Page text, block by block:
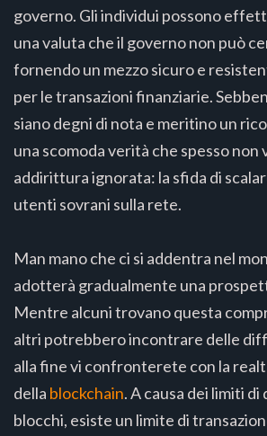
governo. Gli individui possono
una valuta che il governo non può
fornendo un mezzo sicuro e
per le transazioni finanziarie.
siano degni di nota e meritino un
una scomoda verità che spesso non
addirittura ignorata: la sfida di
utenti sovrani sulla rete.
Man mano che ci si addentra nel
adotterà gradualmente una
Mentre alcuni trovano questa
altri potrebbero incontrare delle
alla fine vi confronterete con la
della blockchain. A causa dei limiti
blocchi, esiste un limite di